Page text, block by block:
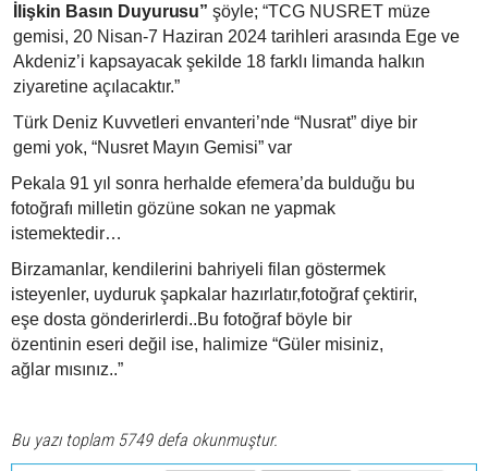
İlişkin Basın Duyurusu” şöyle; “TCGNUSRET müze
gemisi, 20 Nisan-7 Haziran 2024 tarihleri arasında Ege ve
Akdeniz’i kapsayacak şekilde 18 farklı limanda halkın
ziyaretine açılacaktır.”
Türk Deniz Kuvvetleri envanteri’nde “Nusrat” diye bir
gemi yok, “Nusret Mayın Gemisi” var
Pekala 91 yıl sonra herhalde efemera’da bulduğu bu
fotoğrafı milletin gözüne sokan ne yapmak
istemektedir…
Birzamanlar, kendilerini bahriyeli filan göstermek
isteyenler, uyduruk şapkalar hazırlatır,fotoğraf çektirir,
eşe dosta gönderirlerdi..Bu fotoğraf böyle bir
özentinin eseri değil ise, halimize “Güler misiniz,
ağlar mısınız..”
Bu yazı toplam 5749 defa okunmuştur.